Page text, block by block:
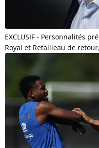
EXCLUSIF - Personnalités
Royal et Retailleau de